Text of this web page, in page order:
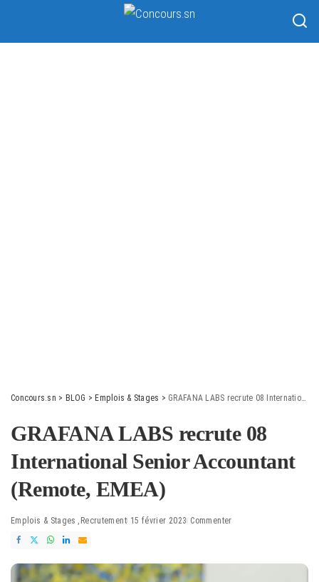
Concours.sn > BLOG > Emplois & Stages > GRAFANA LABS recrute 08 International Senior Accountant (Remote, EMEA)
GRAFANA LABS recrute 08
International Senior Accountant
(Remote, EMEA)
Emplois & Stages Recrutement 15 février 2023 Commenter